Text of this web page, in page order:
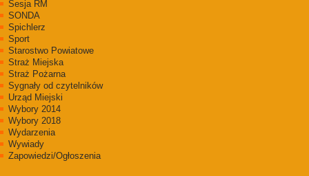
Sesja RM
SONDA
Spichlerz
Sport
Starostwo Powiatowe
Straż Miejska
Straż Pożarna
Sygnały od czytelników
Urząd Miejski
Wybory 2014
Wybory 2018
Wydarzenia
Wywiady
Zapowiedzi/Ogłoszenia